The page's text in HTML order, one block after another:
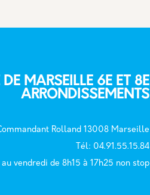
DE MARSEILLE 6E ET 8E
ARRONDISSEMENTS
Rolland 13008 Marseille
Tél: 04.91.55.15.84
vendredi de 8h15 à 17h25 non stop